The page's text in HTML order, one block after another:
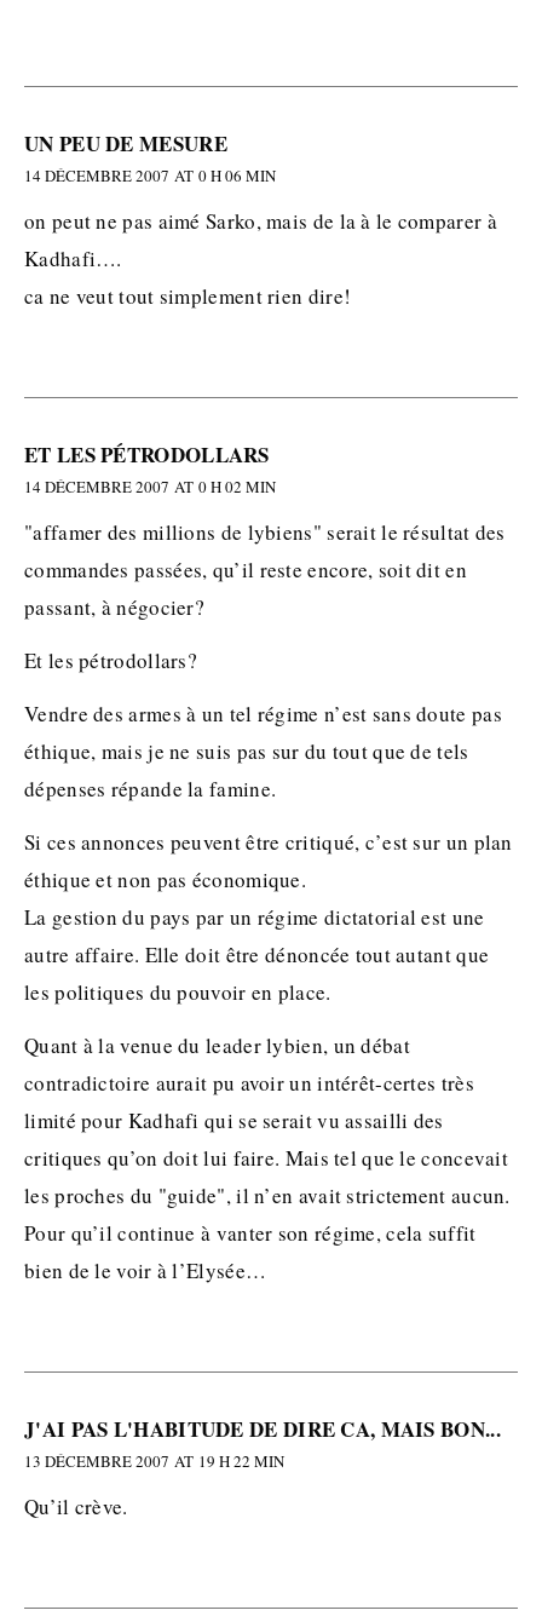
UN PEU DE MESURE
14 DÉCEMBRE 2007 AT 0 H 06 MIN
on peut ne pas aimé Sarko, mais de la à le comparer à
Kadhafi….
ca ne veut tout simplement rien dire!
ET LES PÉTRODOLLARS
14 DÉCEMBRE 2007 AT 0 H 02 MIN
"affamer des millions de lybiens" serait le résultat des
commandes passées, qu’il reste encore, soit dit en
passant, à négocier?
Et les pétrodollars?
Vendre des armes à un tel régime n’est sans doute pas
éthique, mais je ne suis pas sur du tout que de tels
dépenses répande la famine.
Si ces annonces peuvent être critiqué, c’est sur un plan
éthique et non pas économique.
La gestion du pays par un régime dictatorial est une
autre affaire. Elle doit être dénoncée tout autant que
les politiques du pouvoir en place.
Quant à la venue du leader lybien, un débat
contradictoire aurait pu avoir un intérêt-certes très
limité pour Kadhafi qui se serait vu assailli des
critiques qu’on doit lui faire. Mais tel que le concevait
les proches du "guide", il n’en avait strictement aucun.
Pour qu’il continue à vanter son régime, cela suffit
bien de le voir à l’Elysée…
J'AI PAS L'HABITUDE DE DIRE CA, MAIS BON...
13 DÉCEMBRE 2007 AT 19 H 22 MIN
Qu’il crève.